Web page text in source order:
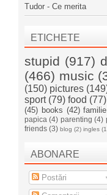
Tudor - Ce merita
ETICHETE
stupid (917)
(466) music
(150) pictures
sport (79) food (77)
(45) books (42) familie
papica (4) parenting (4)
friends (3) blog (2) ingles
ABONARE
Postări